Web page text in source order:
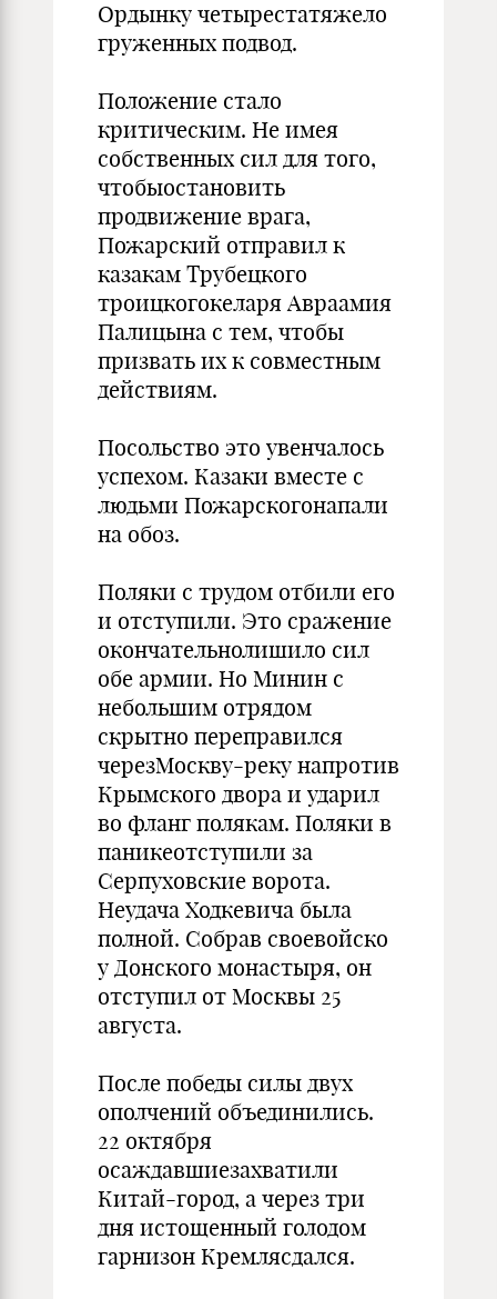
Ордынку четырестатяжело
груженных подвод.
Положение стало
критическим. Не имея
собственных сил для того,
чтобыостановить
продвижение врага,
Пожарский отправил к
казакам Трубецкого
троицкогокеларя Авраамия
Палицына с тем, чтобы
призвать их к совместным
действиям.
Посольство это увенчалось
успехом. Казаки вместе с
людьми Пожарскогонапали
на обоз.
Поляки с трудом отбили его
и отступили. Это сражение
окончательнолишило сил
обе армии. Но Минин с
небольшим отрядом
скрытно переправился
черезМоскву-реку напротив
Крымского двора и ударил
во фланг полякам. Поляки в
паникеотступили за
Серпуховские ворота.
Неудача Ходкевича была
полной. Собрав своевойско
у Донского монастыря, он
отступил от Москвы 25
августа.
После победы силы двух
ополчений объединились.
22 октября
осаждавшиезахватили
Китай-город, а через три
дня истощенный голодом
гарнизон Кремлясдался.